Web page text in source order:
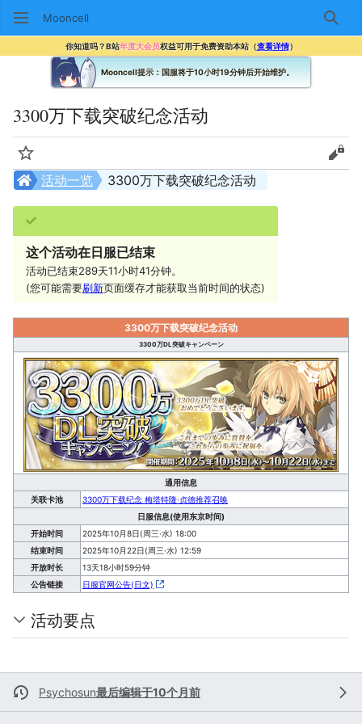
Mooncell 搜索
你知道吗？B站年度大会员权益可用于免费资助本站（查看详情）
Mooncell提示：国服将于10小时19分钟后开始维护。
3300万下载突破纪念活动
监视 查看
3300万下载突破纪念活动
活动一览
这个活动在日服已结束
活动已结束289天11小时41分钟。
(您可能需要刷新页面缓存才能获取当前时间的状态)
3300万下载突破纪念活动
3300万DL突破キャンペーン
通用信息
关联卡池
3300万下载纪念 梅塔特隆·贞德推荐召唤
日服信息(使用东京时间)
开始时间
2025年10月8日(周三·水) 18:00
结束时间
2025年10月22日(周三·水) 12:59
开放时长
13天18小时59分钟
公告链接
日服官网公告(日文)
活动要点
Psychosun最后编辑于10个月前